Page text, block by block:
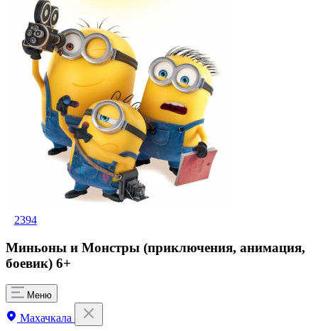
2394
Миньоны и Монстры (приключения, анимация,
боевик) 6+
Меню
Махачкала